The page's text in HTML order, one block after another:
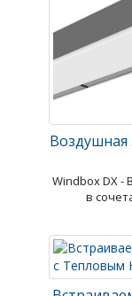
Воздушная
Windbox DX -
в